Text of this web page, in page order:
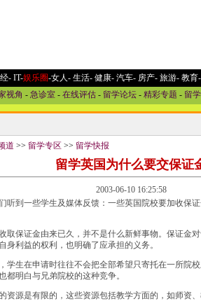
- IT-娱乐圈-女人-生活- 健康-汽车-房产- 旅游-教育-
视角 - 急诊室- 在线评估- 留学论坛- 精彩专题 - 留
道 >> 留学专区 >> 留学快报
留学英国为什么要交保证
2003-06-10 16:25:58
到一些学生及媒体反馈：一些英国院校要加收保证
保证金由来已久，并不是什么新鲜事物。保证金对
身利益的权利，也明确了应承担的义务。
生在申请时往往不会把全部希望只寄托在一所院校
都明白与兄弟院校的这种竞争。
源是有限的，这些资源包括教学方面的，如师资、